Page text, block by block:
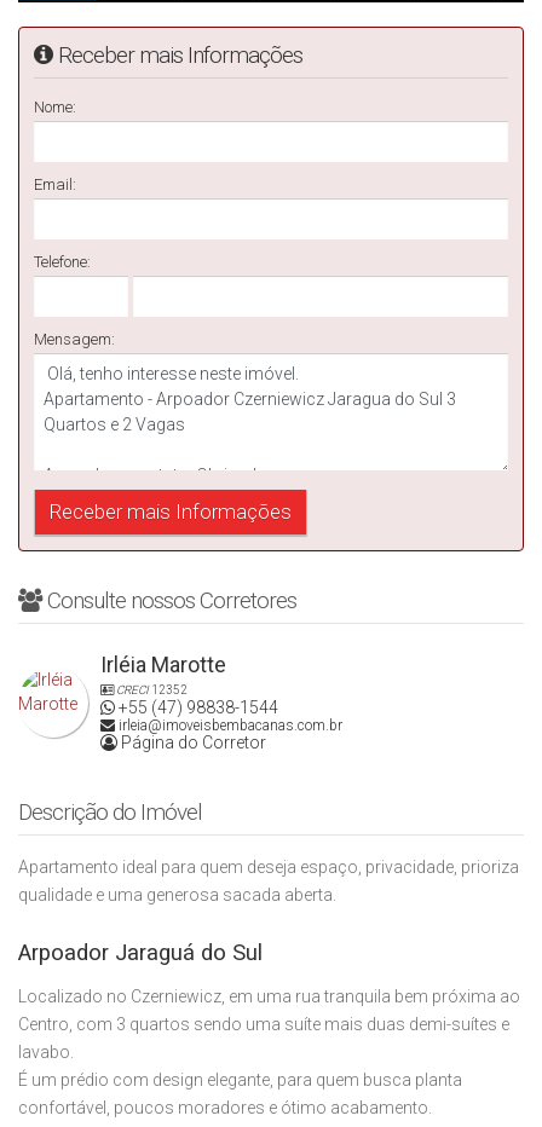
Receber mais Informações
Nome:
Email:
Telefone:
Mensagem:
Consulte nossos Corretores
Irléia Marotte
CRECI12352
+55 (47) 98838-1544
irleia@imoveisbembacanas.com.br
Página do Corretor
Descrição do Imóvel
Apartamento ideal para quem deseja espaço, privacidade, prioriza
qualidade e uma generosa sacada aberta.
Arpoador Jaraguá do Sul
Localizado no Czerniewicz, em uma rua tranquila bem próxima ao
Centro, com 3 quartos sendo uma suíte mais duas demi-suítes e
lavabo.
É um prédio com design elegante, para quem busca planta
confortável, poucos moradores e ótimo acabamento.